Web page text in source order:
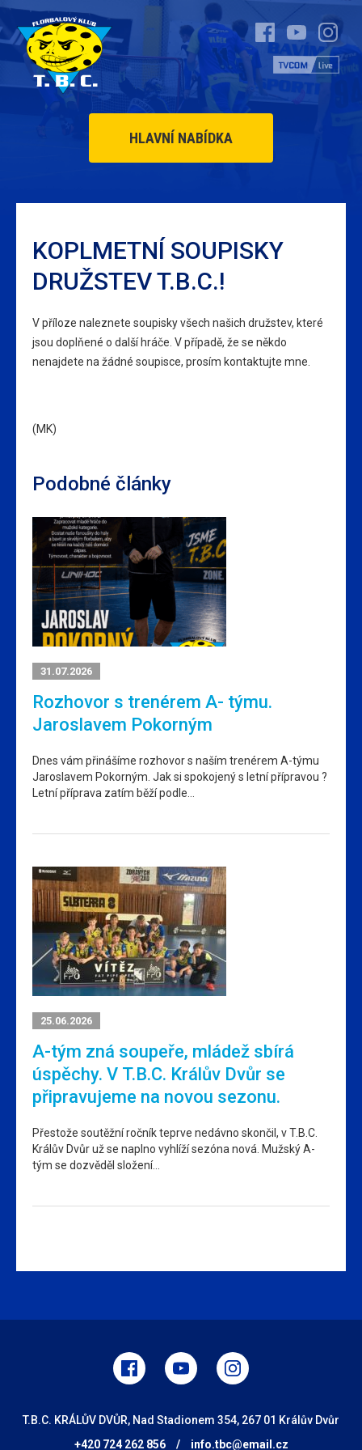
HLAVNÍ NABÍDKA
KOPLMETNÍ SOUPISKY
DRUŽSTEV T.B.C.!
V příloze naleznete soupisky všech našich družstev, které
jsou doplňené o další hráče. V případě, že se někdo
nenajdete na žádné soupisce, prosím kontaktujte mne.
(MK)
Podobné články
31.07.2026
Rozhovor s trenérem A- týmu.
Jaroslavem Pokorným
Dnes vám přinášíme rozhovor s naším trenérem A-týmu
Jaroslavem Pokorným. Jak si spokojený s letní přípravou ?
Letní příprava zatím běží podle…
25.06.2026
A-tým zná soupeře, mládež sbírá
úspěchy. V T.B.C. Králův Dvůr se
připravujeme na novou sezonu.
Přestože soutěžní ročník teprve nedávno skončil, v T.B.C.
Králův Dvůr už se naplno vyhlíží sezóna nová. Mužský A-
tým se dozvěděl složení…
T.B.C. KRÁLŮV DVŮR, Nad Stadionem 354, 267 01 Králův Dvůr
+420 724 262 856
/ info.tbc@email.cz